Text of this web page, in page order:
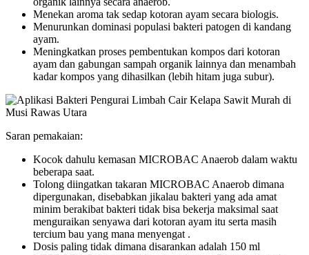
Menekan aroma tak sedap kotoran ayam secara biologis.
Menurunkan dominasi populasi bakteri patogen di kandang
ayam.
Meningkatkan proses pembentukan kompos dari kotoran
ayam dan gabungan sampah organik lainnya dan menambah
kadar kompos yang dihasilkan (lebih hitam juga subur).
Saran pemakaian:
Kocok dahulu kemasan MICROBAC Anaerob dalam waktu
beberapa saat.
Tolong diingatkan takaran MICROBAC Anaerob dimana
dipergunakan, disebabkan jikalau bakteri yang ada amat
minim berakibat bakteri tidak bisa bekerja maksimal saat
menguraikan senyawa dari kotoran ayam itu serta masih
tercium bau yang mana menyengat .
Dosis paling tidak dimana disarankan adalah 150 ml